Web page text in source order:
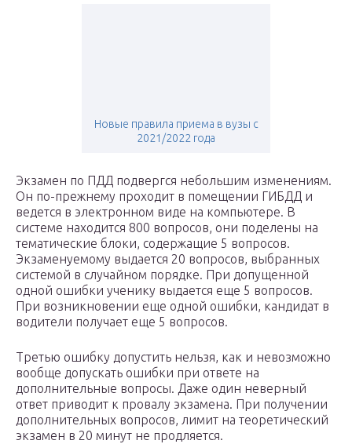
Новые правила приема в вузы с
2021/2022 года
Экзамен по ПДД подвергся небольшим изменениям.
Он по-прежнему проходит в помещении ГИБДД и
ведется в электронном виде на компьютере. В
системе находится 800 вопросов, они поделены на
тематические блоки, содержащие 5 вопросов.
Экзаменуемому выдается 20 вопросов, выбранных
системой в случайном порядке. При допущенной
одной ошибки ученику выдается еще 5 вопросов.
При возникновении еще одной ошибки, кандидат в
водители получает еще 5 вопросов.
Третью ошибку допустить нельзя, как и невозможно
вообще допускать ошибки при ответе на
дополнительные вопросы. Даже один неверный
ответ приводит к провалу экзамена. При получении
дополнительных вопросов, лимит на теоретический
экзамен в 20 минут не продляется.